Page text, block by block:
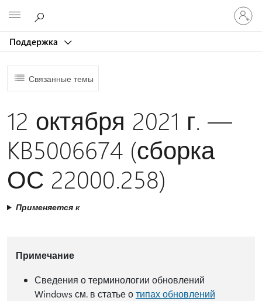
Поддержка
Связанные темы
12 октября 2021 г. —
KB5006674 (сборка
ОС 22000.258)
Применяется к
Примечание
Сведения о терминологии обновлений
Windows см. в статье отипах обновлений